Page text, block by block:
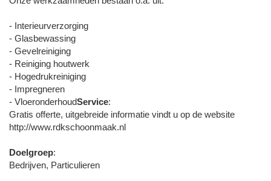
- Interieurverzorging
- Glasbewassing
- Gevelreiniging
- Reiniging houtwerk
- Hogedrukreiniging
- Impregneren
- VloeronderhoudService:
Gratis offerte, uitgebreide informatie vindt u op de website
http://www.rdkschoonmaak.nl
Doelgroep:
Bedrijven, Particulieren